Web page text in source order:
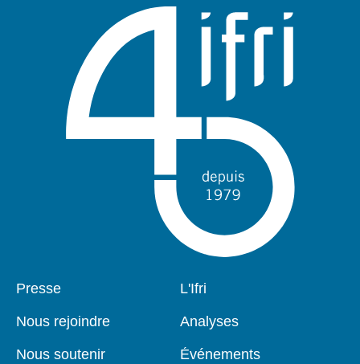
Pied
Presse
Nous rejoindre
Nous soutenir
Navigation
L'Ifri
Analyses
Événements